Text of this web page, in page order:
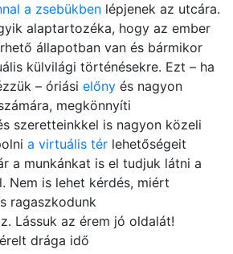
a zsebükben lépjenek az utcára.
alaptartozéka, hogy az ember
állapotban van és bármikor
külvilági történésekre. Ezt – ha
– óriási előny és nagyon
megkönnyíti
szeretteinkkel is nagyon közeli
a virtuális tér lehetőségeit
a munkánkat is el tudjuk látni a
Nem is lehet kérdés, miért
ragaszkodunk
Lássuk az érem jó oldalát!
drága idő